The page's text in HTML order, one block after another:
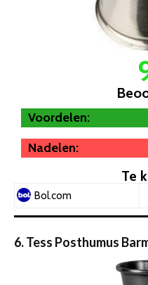
Voordelen:
Nadelen:
Te
Bol.com
6. Tess Posthumus